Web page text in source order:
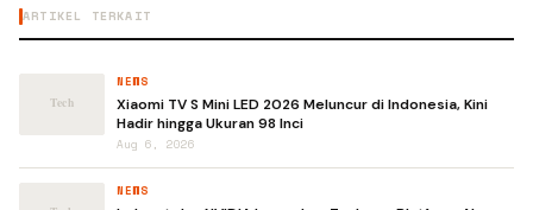
ARTIKEL TERKAIT
NEWS
Xiaomi TV S Mini LED 2026 Meluncur di Indonesia, Kini
Hadir hingga Ukuran 98 Inci
Aug 6, 2026
NEWS